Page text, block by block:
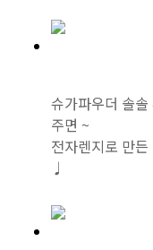
슈가파우더 솔
주면 ~
전자렌지로 만
♩